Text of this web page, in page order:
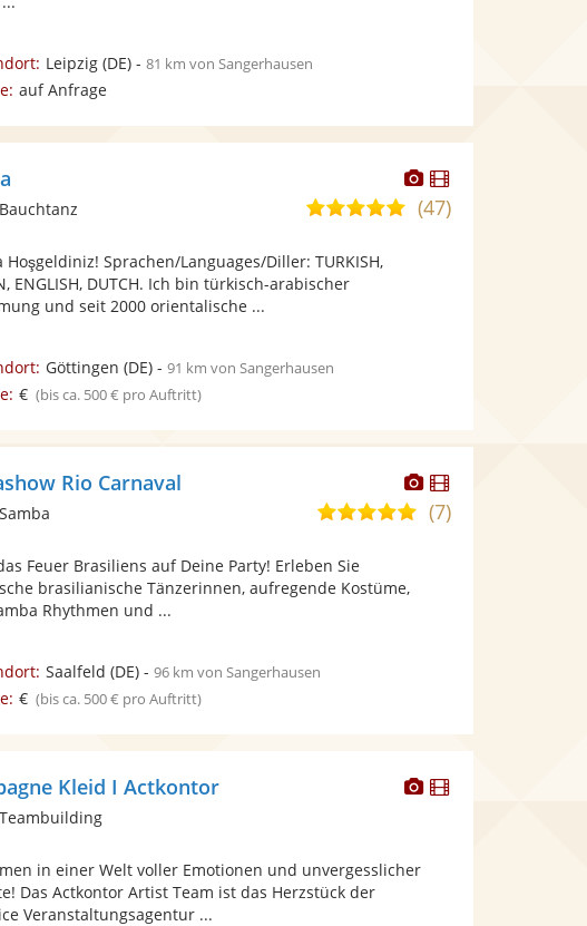
Leipzig(DE)- 81 km von Sangerhausen
auf Anfrage
Dieser
Künstler
stellt
Dieser
Künstler
5,0(47)
Hoşgeldiniz! Sprachen/Languages/Diller: TURKISH,
ENGLISH, DUTCH. Ich bin türkisch-arabischer
und seit 2000 orientalische ...
Göttingen (DE)- 91 km von Sangerhausen
€ (bis ca. 500 € pro Auftritt)
Dieser
Künstler
stellt
Dieser
Künstler
Rio Carnaval
4,9(7)
Feuer Brasiliens auf Deine Party! Erleben Sie
brasilianische Tänzerinnen, aufregende Kostüme,
Rhythmen und ...
Saalfeld (DE)- 96 km von Sangerhausen
€ (bis ca. 500 € pro Auftritt)
DieserDieser
Kleid I Actkontor
in einer Welt voller Emotionen und unvergesslicher
Das Actkontor Artist Team ist das Herzstück der
Veranstaltungsagentur ...